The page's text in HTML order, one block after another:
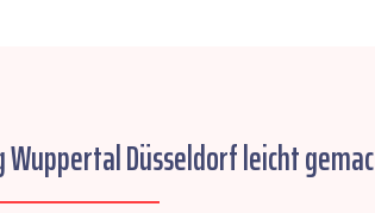
Düsseldorf leicht